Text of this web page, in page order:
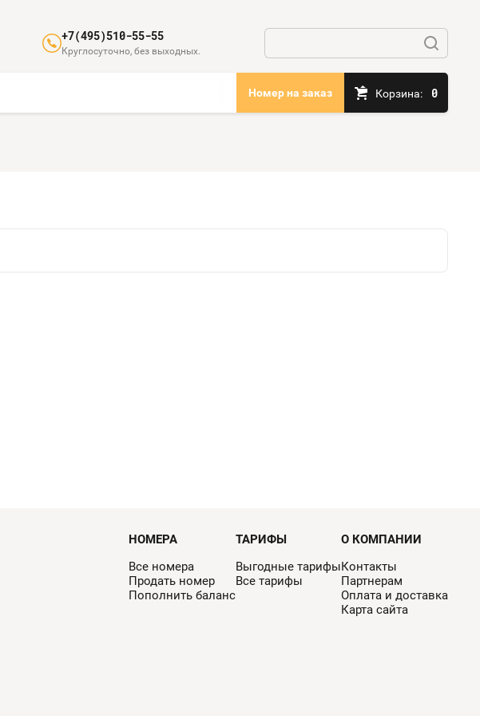
+7(495)510-55-55
Круглосуточно, без выходных.
Номер на заказ Корзина: 0
НОМЕРА
Все номера
Продать номер
Пополнить баланс
ТАРИФЫ
Выгодные тарифы
Все тарифы
О КОМПАНИИ
Контакты
Партнерам
Оплата и доставка
Карта сайта